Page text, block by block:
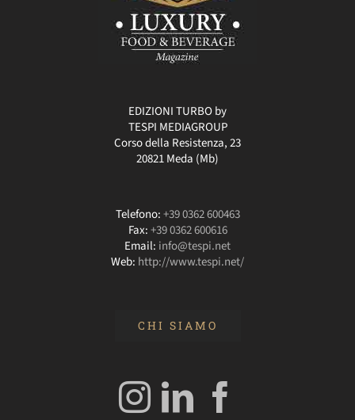
EDIZIONI TURBO by
TESPI MEDIAGROUP
Corso della Resistenza, 23
20821 Meda (Mb)
Telefono:+39 0362 600463
Fax:+39 0362 600616
Email: info@tespi.net
Web: http://www.tespi.net/
CHI SIAMO